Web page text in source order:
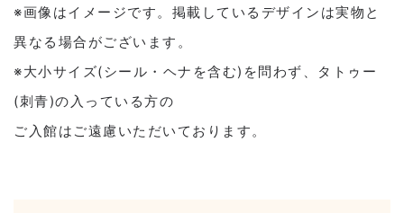
※画像はイメージです。掲載しているデザインは実物と
異なる場合がございます。
※大小サイズ(シール・ヘナを含む)を問わず、タトゥー
(刺青)の入っている方の
ご入館はご遠慮いただいております。